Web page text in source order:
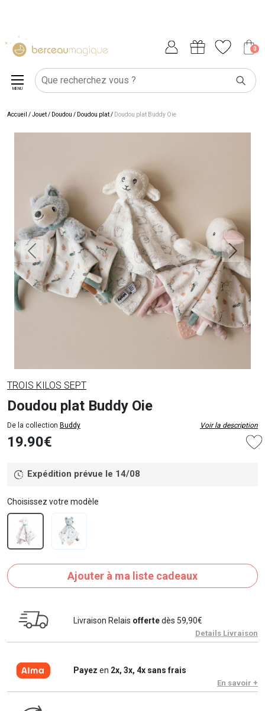
0
MENU
Accueil /Jouet/ Doudou / Doudou plat/ Doudou plat Buddy Oie
TROIS KILOS SEPT
Doudou plat Buddy Oie
De la collection Buddy Voir la description
19.90€
Expédition prévue le 14/08
Choisissez votre modèle
Ajouter à ma liste cadeaux
Livraison Relais offertedès 59,90€
Details Livraison
Payez en 2x, 3x, 4x sans frais
En savoir +